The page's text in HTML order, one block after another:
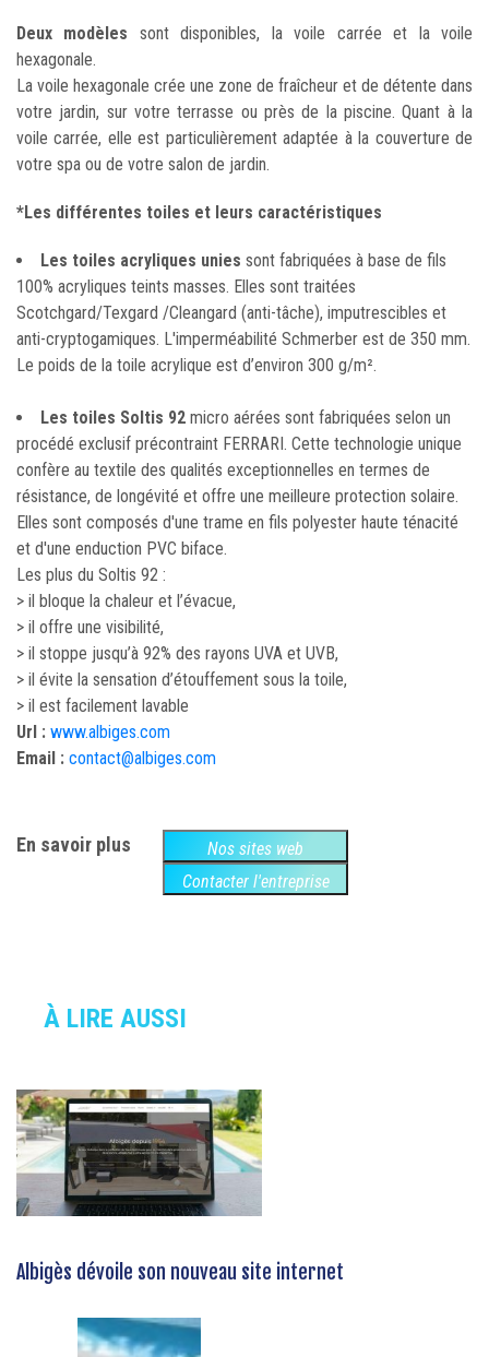
Deux modèles sont disponibles, la voile carrée et la voile
hexagonale.
La voile hexagonale crée une zone de fraîcheur et de détente dans
votre jardin, sur votre terrasse ou près de la piscine. Quant à la
voile carrée, elle est particulièrement adaptée à la couverture de
votre spa ou de votre salon de jardin.
*Les différentes toiles et leurs caractéristiques
Les toiles acryliques unies sont fabriquées à base de fils
100% acryliques teints masses. Elles sont traitées
Scotchgard/Texgard /Cleangard (anti-tâche), imputrescibles et
anti-cryptogamiques. L'imperméabilité Schmerber est de 350 mm.
Le poids de la toile acrylique est d’environ 300 g/m².
Les toiles Soltis 92 micro aérées sont fabriquées selon un
procédé exclusif précontraint FERRARI. Cette technologie unique
confère au textile des qualités exceptionnelles en termes de
résistance, de longévité et offre une meilleure protection solaire.
Elles sont composés d'une trame en fils polyester haute ténacité
et d'une enduction PVC biface.
Les plus du Soltis 92 :
> il bloque la chaleur et l’évacue,
> il offre une visibilité,
> il stoppe jusqu’à 92% des rayons UVA et UVB,
> il évite la sensation d’étouffement sous la toile,
> il est facilement lavable
Url : www.albiges.com
Email : contact@albiges.com
En savoir plus
Nos sites web
Contacter l'entreprise
À LIRE AUSSI
Albigès dévoile son nouveau site internet